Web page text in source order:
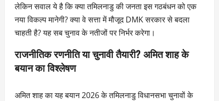
लेकिन सवाल ये है कि क्या तमिलनाडु की जनता इस गठबंधन को एक
नया विकल्प मानेगी? क्या वे सत्ता में मौजूद DMK सरकार से बदला
चाहती है? यह सब चुनाव के नतीजों पर निर्भर करेगा।
राजनीतिक रणनीति या चुनावी तैयारी? अमित शाह के
बयान का विश्लेषण
अमित शाह का यह बयान 2026 के तमिलनाडु विधानसभा चुनावों के